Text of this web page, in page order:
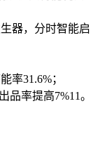
器，分时智能启
率31.6%；
品率提高7%11。